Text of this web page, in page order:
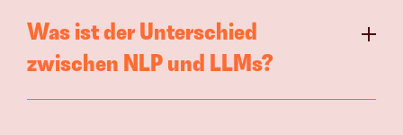
Was ist der Unterschied
zwischen NLP und LLMs?